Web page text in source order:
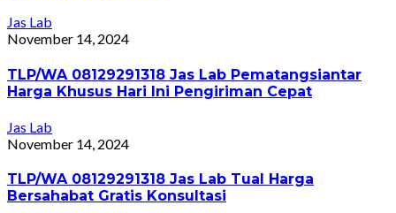
Jas Lab
November 14, 2024
TLP/WA 08129291318 Jas Lab Pematangsiantar
Harga Khusus Hari Ini Pengiriman Cepat
Jas Lab
November 14, 2024
TLP/WA 08129291318 Jas Lab Tual Harga
Bersahabat Gratis Konsultasi